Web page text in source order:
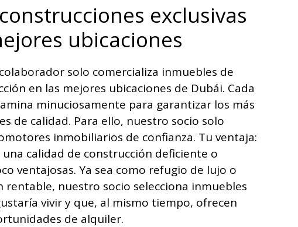
exclusivas
ubicaciones
solo comercializa inmuebles de
en las mejores ubicaciones de Dubái. Cada
minuciosamente para garantizar los más
de calidad. Para ello, nuestro socio solo
inmobiliarios de confianza. Tu ventaja:
calidad de construcción deficiente o
ventajosas. Ya sea como refugio de lujo o
rentable, nuestro socio selecciona inmuebles
vivir y que, al mismo tiempo, ofrecen
de alquiler.